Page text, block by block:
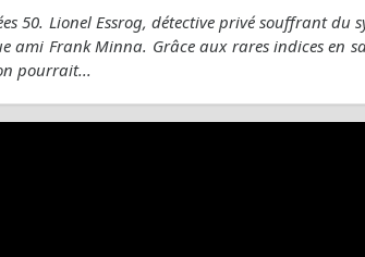
50. Lionel Essrog, détective privé souffrant
ami Frank Minna. Grâce aux rares indices en
pourrait...